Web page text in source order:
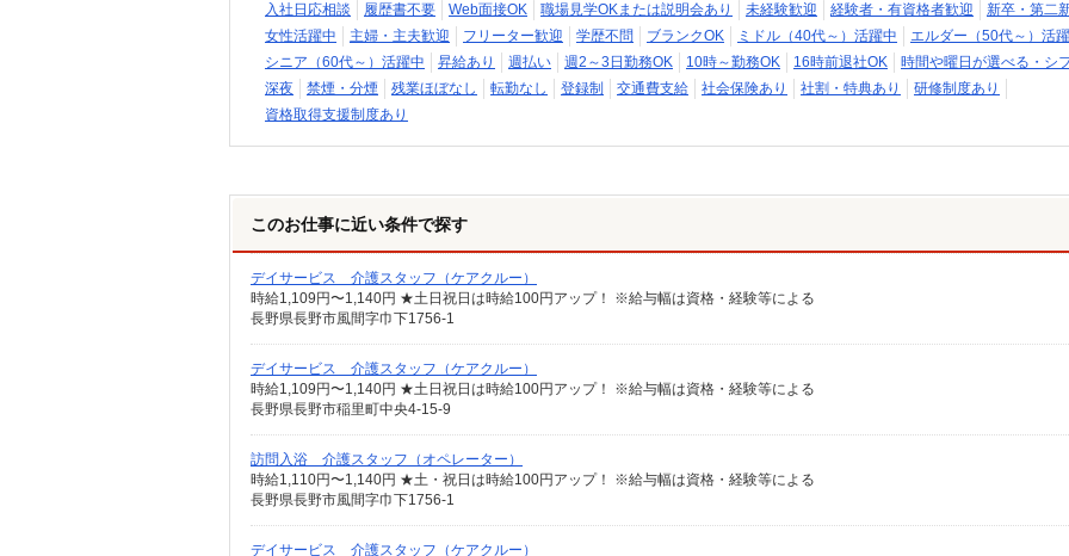
入社日応相談
履歴書不要 Web面接OK 職場見学OKまたは説明会あり 未経験歓迎 経験者・有資格者歓迎
新卒・第二
女性活躍中
主婦・主夫歓迎 フリーター歓迎 学歴不問 ブランクOK ミドル（40代～）活躍中
エルダー（50代～）活
シニア（60代～）活躍中
昇給あり 週払い 週2～3日勤務OK 10時～勤務OK 16時前退社OK
時間や曜日が選べる・シ
深夜
禁煙・分煙 残業ほぼなし 転勤なし 登録制 交通費支給 社会保険あり 社割・特典あり
研修制度あり
資格取得支援制度あり
このお仕事に近い条件で探す
デイサービス 介護スタッフ（ケアクルー）
時給1,109円〜1,140円 ★土日祝日は時給100円アップ！ ※給与幅は資格・経験等による
長野県長野市風間字巾下1756-1
デイサービス 介護スタッフ（ケアクルー）
時給1,109円〜1,140円 ★土日祝日は時給100円アップ！ ※給与幅は資格・経験等による
長野県長野市稲里町中央4-15-9
訪問入浴 介護スタッフ（オペレーター）
時給1,110円〜1,140円 ★土・祝日は時給100円アップ！ ※給与幅は資格・経験等による
長野県長野市風間字巾下1756-1
デイサービス 介護スタッフ（ケアクルー）